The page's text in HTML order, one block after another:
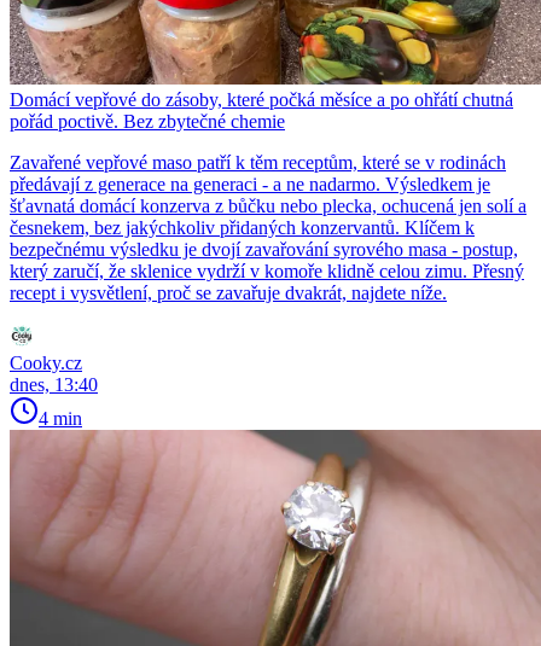
Domácí vepřové do zásoby, které počká měsíce a po ohřátí chutná
pořád poctivě. Bez zbytečné chemie
Zavařené vepřové maso patří k těm receptům, které se v rodinách
předávají z generace na generaci - a ne nadarmo. Výsledkem je
šťavnatá domácí konzerva z bůčku nebo plecka, ochucená jen solí a
česnekem, bez jakýchkoliv přidaných konzervantů. Klíčem k
bezpečnému výsledku je dvojí zavařování syrového masa - postup,
který zaručí, že sklenice vydrží v komoře klidně celou zimu. Přesný
recept i vysvětlení, proč se zavařuje dvakrát, najdete níže.
Cooky.cz
dnes, 13:40
4 min